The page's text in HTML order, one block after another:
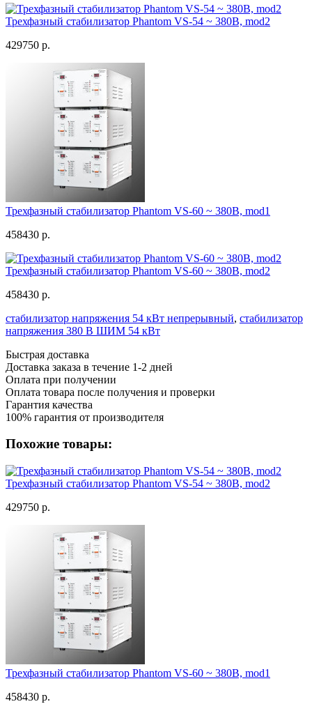
Трехфазный стабилизатор Phantom VS-54 ~ 380В, mod2
429750 р.
Трехфазный стабилизатор Phantom VS-60 ~ 380В, mod1
458430 р.
Трехфазный стабилизатор Phantom VS-60 ~ 380В, mod2
458430 р.
стабилизатор напряжения 54 кВт непрерывный, стабилизатор
напряжения 380 В ШИМ 54 кВт
Быстрая доставка
Доставка заказа в течение 1-2 дней
Оплата при получении
Оплата товара после получения и проверки
Гарантия качества
100% гарантия от производителя
Похожие товары:
Трехфазный стабилизатор Phantom VS-54 ~ 380В, mod2
429750 р.
Трехфазный стабилизатор Phantom VS-60 ~ 380В, mod1
458430 р.